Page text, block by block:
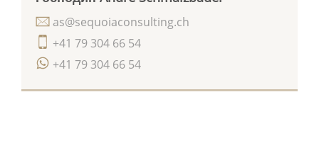
+41 79 304 66 54
+41 79 304 66 54
as@sequoiaconsulting.ch